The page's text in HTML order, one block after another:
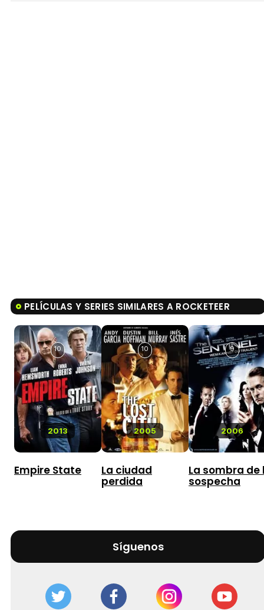
PELÍCULAS Y SERIES SIMILARES A ROCKETEER
2013
10
Empire State
2005
10
La ciudad
perdida
2006
9
La sombra de
sospecha
Síguenos